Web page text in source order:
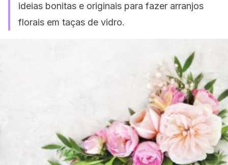
ideias bonitas e originais para fazer arranjos
florais em taças de vidro.